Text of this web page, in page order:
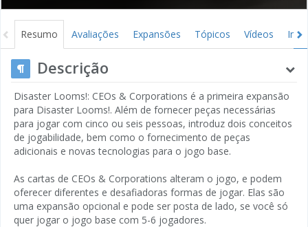
Resumo Avaliações Expansões Tópicos Vídeos
Descrição
Disaster Looms!: CEOs & Corporations é a primeira expansão
para Disaster Looms!. Além de fornecer peças necessárias
para jogar com cinco ou seis pessoas, introduz dois conceitos
de jogabilidade, bem como o fornecimento de peças
adicionais e novas tecnologias para o jogo base.
As cartas de CEOs & Corporations alteram o jogo, e podem
oferecer diferentes e desafiadoras formas de jogar. Elas são
uma expansão opcional e pode ser posta de lado, se você só
quer jogar o jogo base com 5-6 jogadores.